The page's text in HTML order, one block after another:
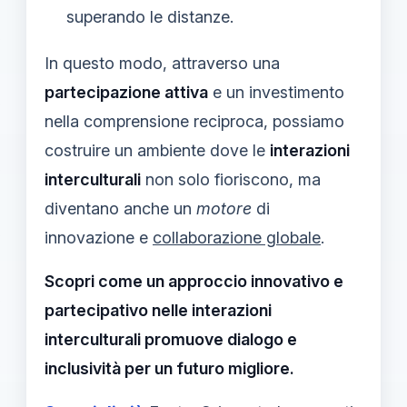
superando le distanze.
In questo modo, attraverso una
partecipazione attiva e un investimento
nella comprensione reciproca, possiamo
costruire un ambiente dove le interazioni
interculturali non solo fioriscono, ma
diventano anche un motore di
innovazione e collaborazione globale.
Scopri come un approccio innovativo e
partecipativo nelle interazioni
interculturali promuove dialogo e
inclusività per un futuro migliore.